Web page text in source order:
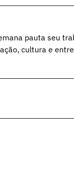
pauta seu
cultura e